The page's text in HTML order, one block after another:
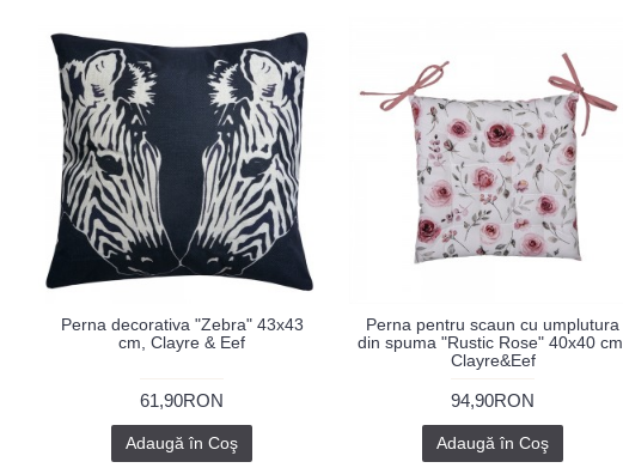
Perna decorativa "Zebra" 43x43
cm, Clayre & Eef
61,90RON
Adaugă în Coş
Perna pentru scaun cu umplutura
din spuma "Rustic Rose" 40x40 cm,
Clayre&Eef
94,90RON
Adaugă în Coş